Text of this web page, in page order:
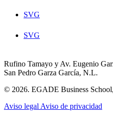
SVG
SVG
Rufino Tamayo y Av. Eugenio
San Pedro Garza García, N.L.
© 2026. EGADE Business
Aviso legal Aviso de privacidad